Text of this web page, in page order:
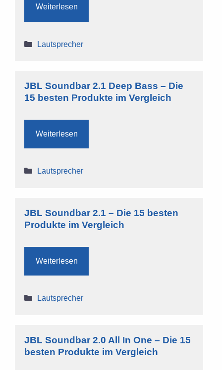
Weiterlesen
Kategorien
Lautsprecher
JBL Soundbar 2.1 Deep Bass – Die
15 besten Produkte im Vergleich
Weiterlesen
Kategorien
Lautsprecher
JBL Soundbar 2.1 – Die 15 besten
Produkte im Vergleich
Weiterlesen
Kategorien
Lautsprecher
JBL Soundbar 2.0 All In One – Die 15
besten Produkte im Vergleich